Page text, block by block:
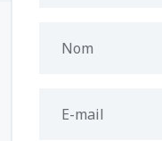
Nom
E-mail